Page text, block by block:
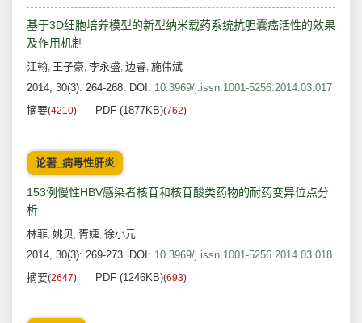
基于3D细胞培养模型的新型纳米载药系统抗胆囊癌活性的效果
及作用机制
江翰, 王子豪, 李永盛, 边睿, 施伟斌
2014, 30(3): 264-268. DOI: 10.3969/j.issn.1001-5256.2014.03.017
摘要(4210) PDF (1877KB)(762)
论著_病毒性肝炎
153例慢性HBV感染者核苷和核苷酸类药物的耐药变异位点分
析
林菲, 姚贝 , 胥婕, 徐小元
2014, 30(3): 269-273. DOI: 10.3969/j.issn.1001-5256.2014.03.018
摘要(2647) PDF (1246KB)(693)